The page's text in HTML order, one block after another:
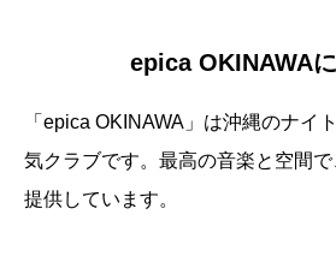
epica OKINAWA
「epica OKINAWA」は沖縄のナイ
気クラブです。最高の音楽と空間
提供しています。